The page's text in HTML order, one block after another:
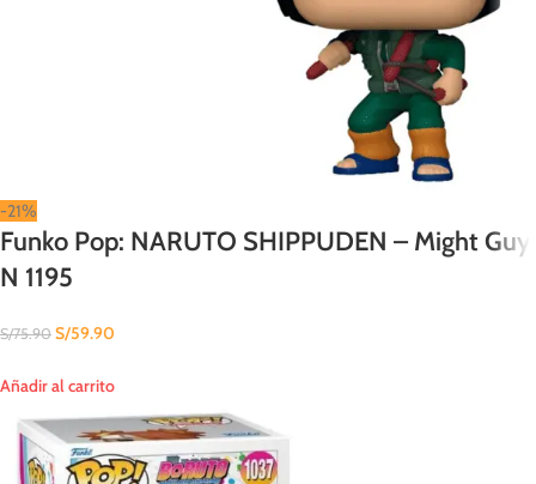
-21%
Funko Pop: NARUTO SHIPPUDEN – Might Guy
N 1195
S/75.90 S/59.90
Añadir al carrito